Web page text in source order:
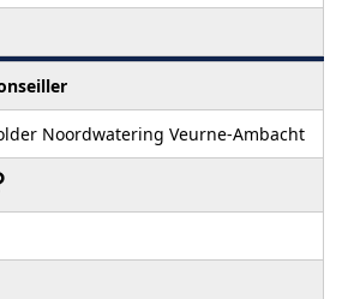
Noordwatering Veurne-Ambacht